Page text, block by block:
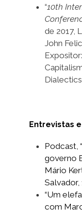
“10th
de 2017,
John
Entrevistas
Podcast,
governo
Mário
Salvador,
“Um
com